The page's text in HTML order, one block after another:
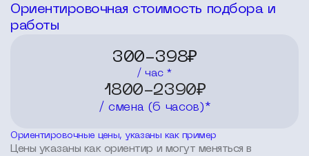
Ориентировочная стоимость подбора и
работы
300-398₽
/ час *
1800-2390₽
/ смена (6 часов)*
Ориентировочные цены, указаны как пример
Цены указаны как ориентир и могут меняться в